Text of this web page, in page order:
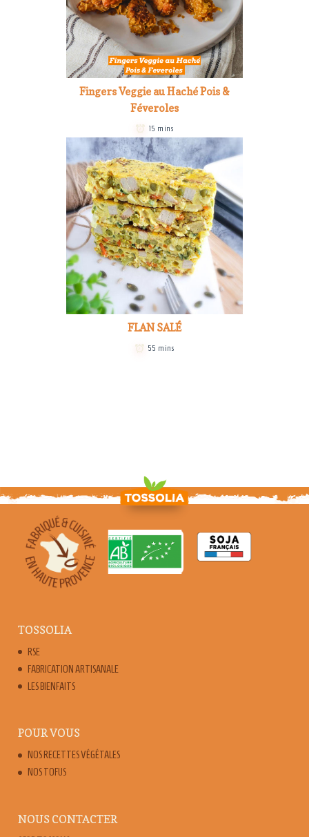
Fingers Veggie au Haché Pois &
Féveroles
15 mins
FLAN SALÉ
55 mins
TOSSOLIA
RSE
FABRICATION ARTISANALE
LES BIENFAITS
POUR VOUS
NOS RECETTES VÉGÉTALES
NOS TOFUS
NOUS CONTACTER